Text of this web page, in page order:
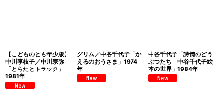
【こどものとも年少版】
中川李枝子／中川宗弥
「とらたとトラック」
1981年
グリム／中谷千代子「か
えるのおうさま」1974
年
中谷千代子「詩情のどう
ぶつたち 中谷千代子絵
本の世界」1984年